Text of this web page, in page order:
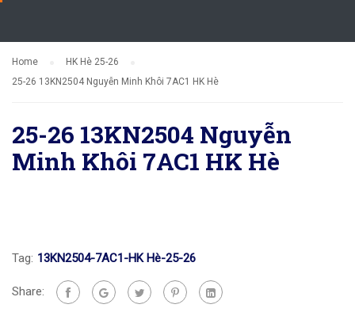
Home
HK Hè 25-26
25-26 13KN2504 Nguyễn Minh Khôi 7AC1 HK Hè
25-26 13KN2504 Nguyễn
Minh Khôi 7AC1 HK Hè
Tag: 13KN2504-7AC1-HK Hè-25-26
Share: